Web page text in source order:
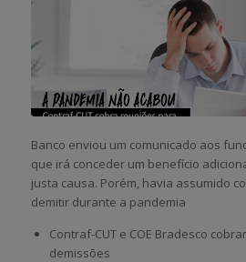
Banco enviou um comunicado aos
que irá conceder um benefício
justa causa. Porém, havia assumido
demitir durante a pandemia
Contraf-CUT e COE Bradesco
demissões